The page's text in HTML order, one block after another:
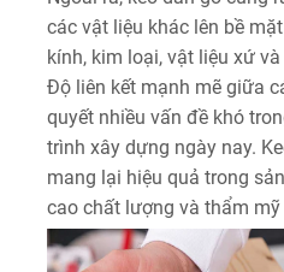
các vật liệu khác lên bề
kính, kim loại, vật liệu xứ
Độ liên kết mạnh mẽ giữa
quyết nhiều vấn đề khó
trình xây dựng ngày nay.
mang lại hiệu quả trong
cao chất lượng và thẩm